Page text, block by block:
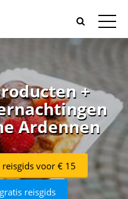
+
Ardennen
voor € 15
reisgids